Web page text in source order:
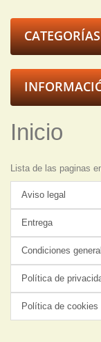
CATEGORÍAS
Inicio
Lista de las paginas
Aviso legal
Entrega
Condiciones
Política de
Política de cookies